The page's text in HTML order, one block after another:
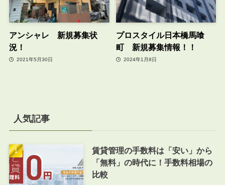
アンシャレ 新規募集状
況！
2021年5月30日
プロスタイル日本橋馬喰
町 新規募集情報！！
2024年1月8日
人気記事
賃貸管理の手数料は「安い」から
「無料」の時代に！手数料相場の
比較